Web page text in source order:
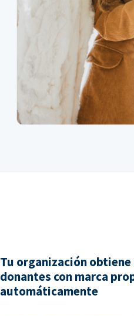
Tu organización
donantes con marca
automáticamente